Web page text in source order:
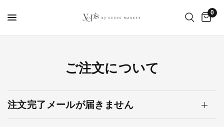
0
ご注文について
注文完了メールが届きません